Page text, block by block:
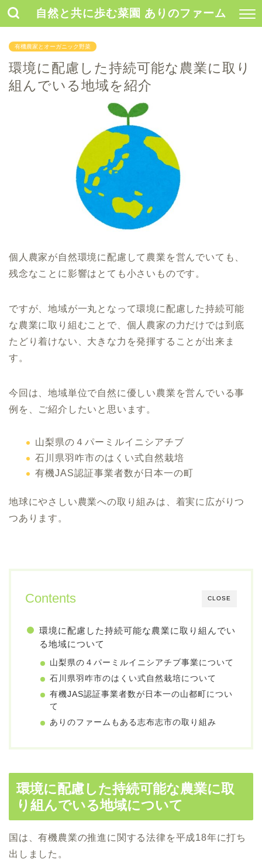
自然と共に歩む菜園 ありのファーム
有機農家とオーガニック野菜
環境に配慮した持続可能な農業に取り
組んでいる地域を紹介
個人農家が自然環境に配慮して農業を営んでいても、
残念なことに影響はとても小さいものです。
ですが、地域が一丸となって環境に配慮した持続可能
な農業に取り組むことで、個人農家の力だけでは到底
たどり着けない、大きな力を発揮することが出来ま
す。
今回は、地域単位で自然に優しい農業を営んでいる事
例を、ご紹介したいと思います。
山梨県の４パーミルイニシアチブ
石川県羽咋市のはくい式自然栽培
有機JAS認証事業者数が日本一の町
地球にやさしい農業への取り組みは、着実に広がりつ
つあります。
CLOSE
Contents
環境に配慮した持続可能な農業に取り組んでい
る地域について
山梨県の４パーミルイニシアチブ事業について
石川県羽咋市のはくい式自然栽培について
有機JAS認証事業者数が日本一の山都町につい
て
ありのファームもある志布志市の取り組み
環境に配慮した持続可能な農業に取
り組んでいる地域について
国は、有機農業の推進に関する法律を平成18年に打ち
出しました。